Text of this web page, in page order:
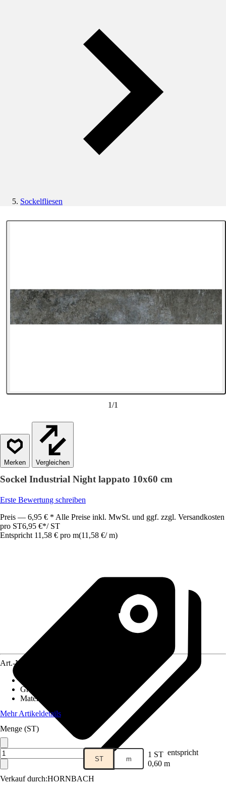
Sockelfliesen
1/1
Vergleichen
Sockel Industrial Night lappato 10x60 cm
Erste Bewertung schreiben
Preis — 6,95 € * Alle Preise inkl. MwSt. und ggf. zzgl. Versandkosten
pro ST6,95 €*/ ST
Entspricht 11,58 € pro m(11,58 €/ m)
Verkauf durch:HORNBACH
Art.-Nr.
Grundfarbe
Material
Mehr Artikeldetails
Menge (ST)
ST m 1 ST entspricht
0,60 m